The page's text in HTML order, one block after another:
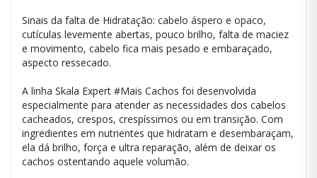
Sinais da falta de Hidratação: cabelo áspero e opaco,
cutículas levemente abertas, pouco brilho, falta de maciez
e movimento, cabelo fica mais pesado e embaraçado,
aspecto ressecado.
A linha Skala Expert #Mais Cachos foi desenvolvida
especialmente para atender as necessidades dos cabelos
cacheados, crespos, crespíssimos ou em transição. Com
ingredientes em nutrientes que hidratam e desembaraçam,
ela dá brilho, força e ultra reparação, além de deixar os
cachos ostentando aquele volumão.